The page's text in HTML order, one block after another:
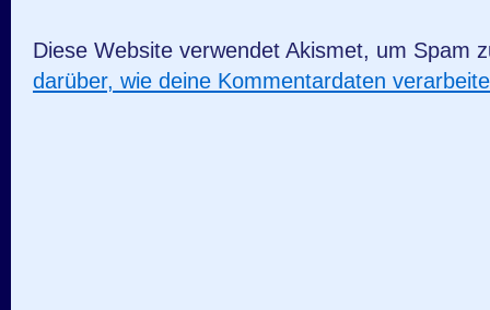
Diese Website verwendet Akismet, um Spam
darüber, wie deine Kommentardaten